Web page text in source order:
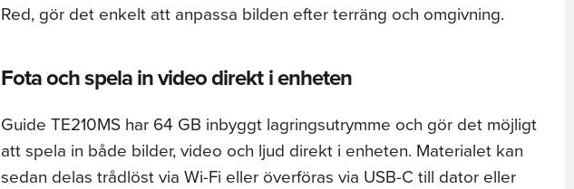
Red, gör det enkelt att anpassa bilden efter terräng och omgivning.
Fota och spela in video direkt i enheten
Guide TE210MS har 64 GB inbyggt lagringsutrymme och gör det möjligt
att spela in både bilder, video och ljud direkt i enheten. Materialet kan
sedan delas trådlöst via Wi-Fi eller överföras via USB-C till dator eller